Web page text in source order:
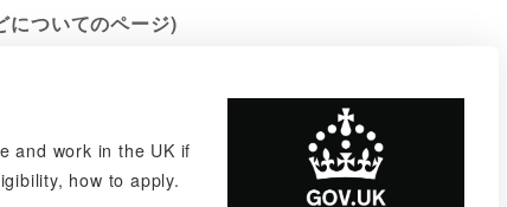
についてのページ)
and work in the UK if
how to apply.